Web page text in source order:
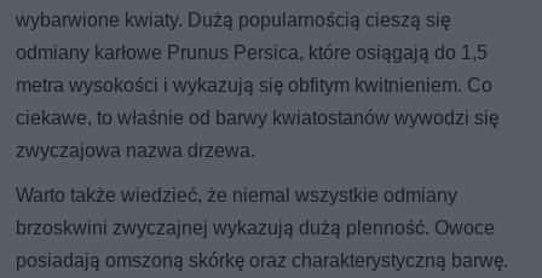
wybarwione kwiaty. Dużą popularnością cieszą się
odmiany karłowe Prunus Persica, które osiągają do 1,5
metra wysokości i wykazują się obfitym kwitnieniem. Co
ciekawe, to właśnie od barwy kwiatostanów wywodzi się
zwyczajowa nazwa drzewa.
Warto także wiedzieć, że niemal wszystkie odmiany
brzoskwini zwyczajnej wykazują dużą plenność. Owoce
posiadają omszoną skórkę oraz charakterystyczną barwę.